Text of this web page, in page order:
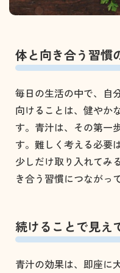
体と向き合う習慣
毎日の生活の中で、自
向けることは、健やか
す。青汁は、その第一
す。難しく考える必要
少しだけ取り入れてみ
き合う習慣につながっ
続けることで見え
青汁の効果は、即座に